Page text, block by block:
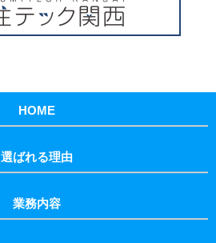
HOME
選ばれる理由
業務内容